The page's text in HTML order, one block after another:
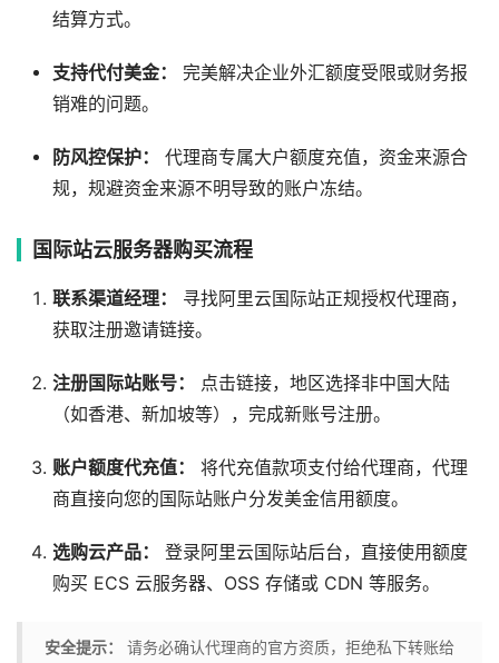
结算方式。
支持代付美金：
完美解决企业外汇额度受限或财务报
销难的问题。
防风控保护：
代理商专属大户额度充值，资金来源合
规，规避资金来源不明导致的账户冻结。
国际站云服务器购买流程
联系渠道经理：
寻找阿里云国际站正规授权代理商，
获取注册邀请链接。
注册国际站账号：
点击链接，地区选择非中国大陆
（如香港、新加坡等），完成新账号注册。
账户额度代充值：
将代充值款项支付给代理商，代理
商直接向您的国际站账户分发美金信用额度。
选购云产品：
登录阿里云国际站后台，直接使用额度
购买 ECS 云服务器、OSS 存储或 CDN 等服务。
安全提示：
请务必确认代理商的官方资质，拒绝私下转账给